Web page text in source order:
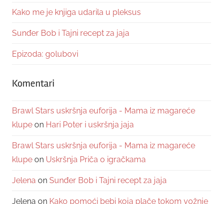
Kako me je knjiga udarila u pleksus
Sunđer Bob i Tajni recept za jaja
Epizoda: golubovi
Komentari
Brawl Stars uskršnja euforija - Mama iz magareće
klupe on Hari Poter i uskršnja jaja
Brawl Stars uskršnja euforija - Mama iz magareće
klupe on Uskršnja Priča o igračkama
Jelena on Sunđer Bob i Tajni recept za jaja
Jelena on Kako pomoći bebi koja plače tokom vožnje